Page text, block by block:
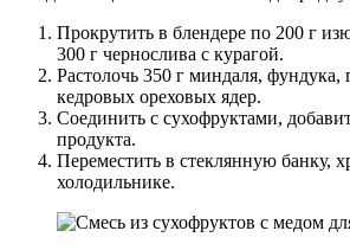
Прокрутить в блендере по 200 г
300 г чернослива с курагой.
Растолочь 350 г миндаля, фундука,
кедровых ореховых ядер.
Соединить с сухофруктами,
продукта.
Переместить в стеклянную банку,
холодильнике.